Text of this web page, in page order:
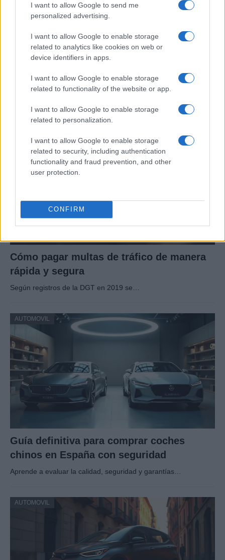
I want to allow Google to send me
personalized advertising.
I want to allow Google to enable storage
related to analytics like cookies on web or
device identifiers in apps.
I want to allow Google to enable storage
related to functionality of the website or app.
I want to allow Google to enable storage
related to personalization.
I want to allow Google to enable storage
related to security, including authentication
functionality and fraud prevention, and other
user protection.
CONFIRM
Cómo obtener el permiso internacional
para conducir y viajar por todo el mundo
La International Drivers Association te ofrece la posibilidad…
Cómo pagar multas de tráfico de manera
rápida y segura
Según registros de la DGT en 2019 se…
AUTOMOVIL
Guía definitiva para comprar coches
chinos en España con seguridad
Aprende a evaluar la calidad, seguridad y garantías…
AUTOMOVIL